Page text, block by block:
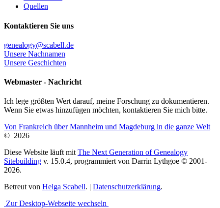
Quellen
Kontaktieren Sie uns
genealogy@scabell.de
Unsere Nachnamen
Unsere Geschichten
Webmaster - Nachricht
Ich lege größten Wert darauf, meine Forschung zu dokumentieren.
Wenn Sie etwas hinzufügen möchten, kontaktieren Sie mich bitte.
Von Frankreich über Mannheim und Magdeburg in die ganze Welt
© 2026
Diese Website läuft mitThe Next Generation of Genealogy
Sitebuilding v. 15.0.4, programmiert von Darrin Lythgoe © 2001-
2026.
Betreut von Helga Scabell. | Datenschutzerklärung.
Zur Desktop-Webseite wechseln